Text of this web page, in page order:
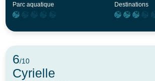
Parc aquatique Destinations
6/10
Cyrielle